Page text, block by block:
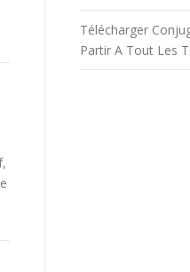
Télécharger
Partir A Tout Les